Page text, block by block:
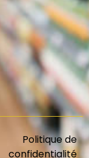
Politique de
confidentialité